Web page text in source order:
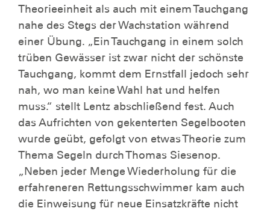
Theorieeinheit als auch mit einem Tauchgang
nahe des Stegs der Wachstation während
einer Übung. „Ein Tauchgang in einem solch
trüben Gewässer ist zwar nicht der schönste
Tauchgang, kommt dem Ernstfall jedoch sehr
nah, wo man keine Wahl hat und helfen
muss.“ stellt Lentz abschließend fest. Auch
das Aufrichten von gekenterten Segelbooten
wurde geübt, gefolgt von etwas Theorie zum
Thema Segeln durch Thomas Siesenop.
„Neben jeder Menge Wiederholung für die
erfahreneren Rettungsschwimmer kam auch
die Einweisung für neue Einsatzkräfte nicht